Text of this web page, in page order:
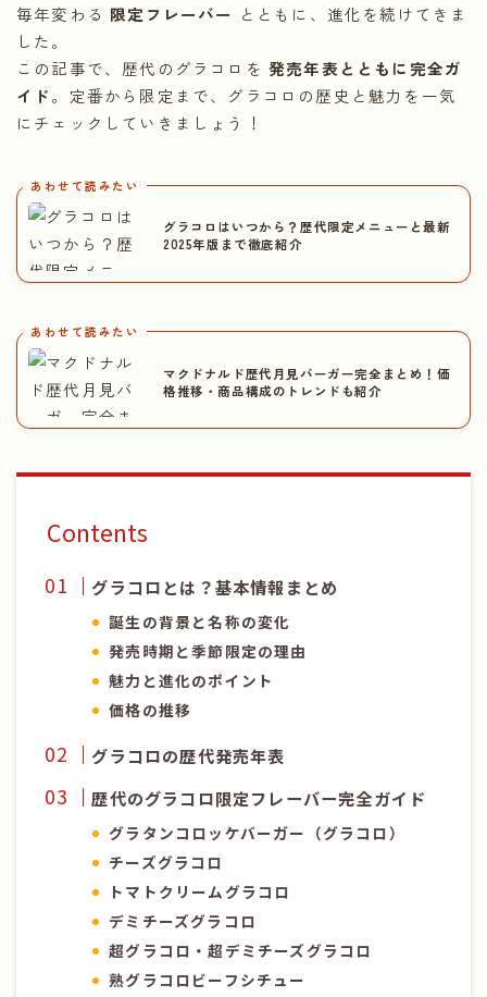
毎年変わる 限定フレーバー とともに、進化を続けてきま
した。
この記事で、歴代のグラコロを 発売年表とともに完全ガ
イド。定番から限定まで、グラコロの歴史と魅力を一気
にチェックしていきましょう！
あわせて読みたい
グラコロはいつから？歴代限定メニューと最新
2025年版まで徹底紹介
あわせて読みたい
マクドナルド歴代月見バーガー完全まとめ！価
格推移・商品構成のトレンドも紹介
Contents
グラコロとは？基本情報まとめ
誕生の背景と名称の変化
発売時期と季節限定の理由
魅力と進化のポイント
価格の推移
グラコロの歴代発売年表
歴代のグラコロ限定フレーバー完全ガイド
グラタンコロッケバーガー（グラコロ）
チーズグラコロ
トマトクリームグラコロ
デミチーズグラコロ
超グラコロ・超デミチーズグラコロ
熟グラコロビーフシチュー